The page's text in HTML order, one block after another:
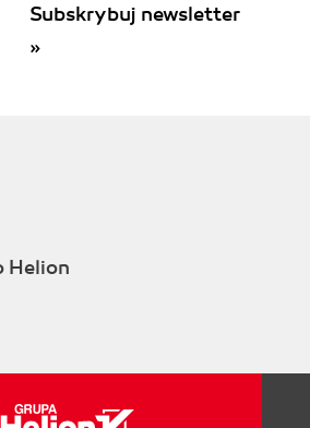
Subskrybuj newsletter
»
Helion